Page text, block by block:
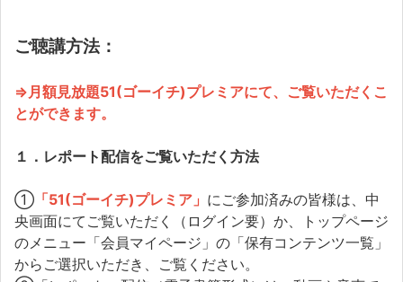
ご聴講方法：
⇒月額見放題51(ゴーイチ)プレミアにて、ご覧いただくこ
とができます。
１．レポート配信をご覧いただく方法
① 「51(ゴーイチ)プレミア」 にご参加済みの皆様は、中
央画面にてご覧いただく（ログイン要）か、トップページ
のメニュー「会員マイページ」の「保有コンテンツ一覧」
からご選択いただき、ご覧ください。